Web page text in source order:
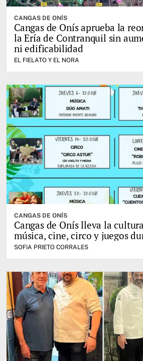
CANGAS DE ONÍS
Cangas de Onís aprueba la
la Ería de Contranquil sin
ni edificabilidad
EL FIELATO Y EL NORA
CANGAS DE ONÍS
Cangas de Onís lleva la
música, cine, circo y juegos
SOFIA PRIETO CORRALES